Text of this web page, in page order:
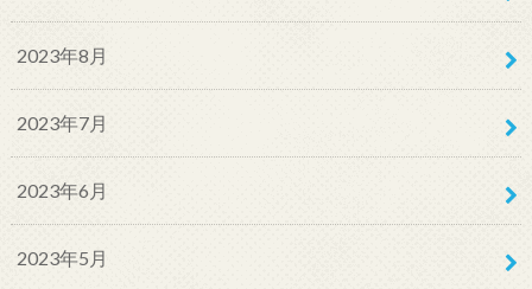
2023年8月
2023年7月
2023年6月
2023年5月